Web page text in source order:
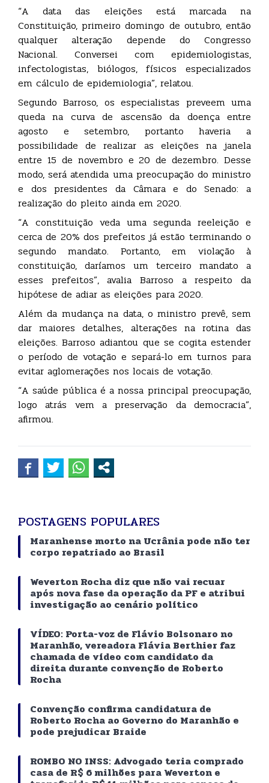
“A data das eleições está marcada na
Constituição, primeiro domingo de outubro, então
qualquer alteração depende do Congresso
Nacional. Conversei com epidemiologistas,
infectologistas, biólogos, físicos especializados
em cálculo de epidemiologia”, relatou.
Segundo Barroso, os especialistas preveem uma
queda na curva de ascensão da doença entre
agosto e setembro, portanto haveria a
possibilidade de realizar as eleições na janela
entre 15 de novembro e 20 de dezembro. Desse
modo, será atendida uma preocupação do ministro
e dos presidentes da Câmara e do Senado: a
realização do pleito ainda em 2020.
“A constituição veda uma segunda reeleição e
cerca de 20% dos prefeitos já estão terminando o
segundo mandato. Portanto, em violação à
constituição, daríamos um terceiro mandato a
esses prefeitos”, avalia Barroso a respeito da
hipótese de adiar as eleições para 2020.
Além da mudança na data, o ministro prevê, sem
dar maiores detalhes, alterações na rotina das
eleições. Barroso adiantou que se cogita estender
o período de votação e separá-lo em turnos para
evitar aglomerações nos locais de votação.
“A saúde pública é a nossa principal preocupação,
logo atrás vem a preservação da democracia”,
afirmou.
POSTAGENS POPULARES
Maranhense morto na Ucrânia pode não ter
corpo repatriado ao Brasil
Weverton Rocha diz que não vai recuar
após nova fase da operação da PF e atribui
investigação ao cenário político
VÍDEO: Porta-voz de Flávio Bolsonaro no
Maranhão, vereadora Flávia Berthier faz
chamada de vídeo com candidato da
direita durante convenção de Roberto
Rocha
Convenção confirma candidatura de
Roberto Rocha ao Governo do Maranhão e
pode prejudicar Braide
ROMBO NO INSS: Advogado teria comprado
casa de R$ 6 milhões para Weverton e